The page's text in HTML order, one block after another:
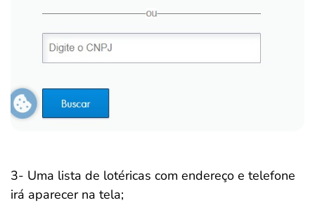
3- Uma lista de lotéricas com endereço e telefone
irá aparecer na tela;